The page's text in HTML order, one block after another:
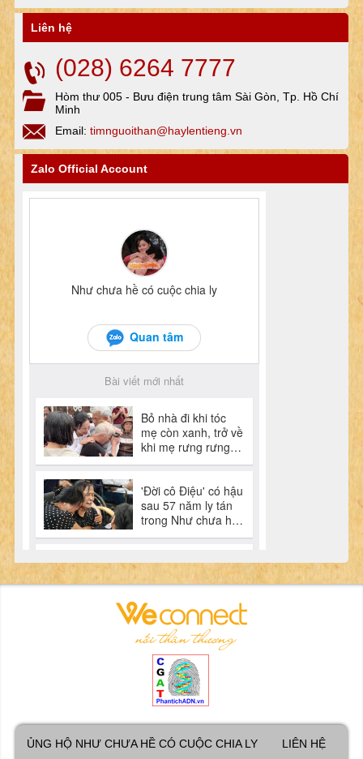
Liên hệ
(028) 6264 7777
Hòm thư 005 - Bưu điện trung tâm Sài Gòn, Tp. Hồ Chí
Minh
Email: timnguoithan@haylentieng.vn
Zalo Official Account
ỦNG HỘ NHƯ CHƯA HỀ CÓ CUỘC CHIA LY LIÊN HỆ